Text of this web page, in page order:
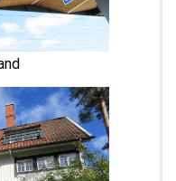
ここ通信」104号 をア
も更新しています。
旅コーナー(3)に、最新
のページは、ただい
ています。